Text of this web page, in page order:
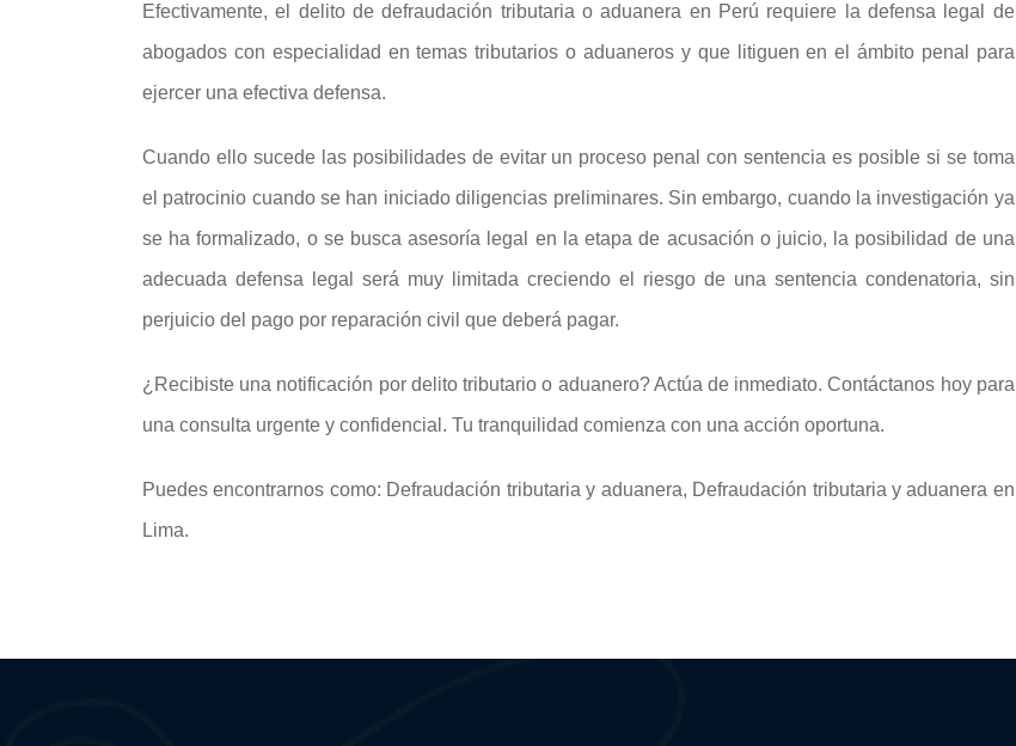
Efectivamente, el delito de defraudación tributaria o aduanera en Perú requiere la defensa legal de
abogados con especialidad en temas tributarios o aduaneros y que litiguen en el ámbito penal para
ejercer una efectiva defensa.
Cuando ello sucede las posibilidades de evitar un proceso penal con sentencia es posible si se toma
el patrocinio cuando se han iniciado diligencias preliminares. Sin embargo, cuando la investigación ya
se ha formalizado, o se busca asesoría legal en la etapa de acusación o juicio, la posibilidad de una
adecuada defensa legal será muy limitada creciendo el riesgo de una sentencia condenatoria, sin
perjuicio del pago por reparación civil que deberá pagar.
¿Recibiste una notificación por delito tributario o aduanero? Actúa de inmediato. Contáctanos hoy para
una consulta urgente y confidencial. Tu tranquilidad comienza con una acción oportuna.
Puedes encontrarnos como: Defraudación tributaria y aduanera, Defraudación tributaria y aduanera en
Lima.